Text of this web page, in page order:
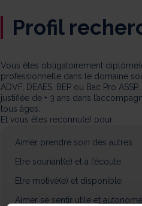
Profil
Vous êtes obligatoirement
professionnelle dans le domaine
ADVF, DEAES, BEP ou Bac Pro
justifiée de + 3 ans dans
tous âges.
Et vous êtes reconnu(e) pour :
Aimer prendre soin des autres
Etre souriant(e) et à l’écoute
Etre motivé(e) et disponible
Aimer se sentir utile et autonome